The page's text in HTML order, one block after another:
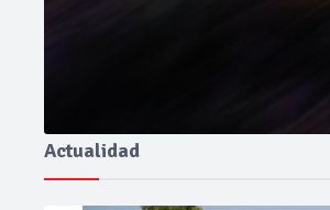
Actualidad